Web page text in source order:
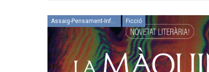
Assaig-Pensament-Informació Ficció